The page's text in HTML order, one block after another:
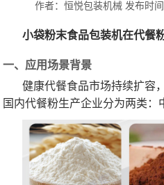
作者：恒悦包装机械 发布时
小袋粉末食品包装机在代餐
一、应用场景背景
健康代餐食品市场持续扩容
国内代餐粉生产企业分为两类